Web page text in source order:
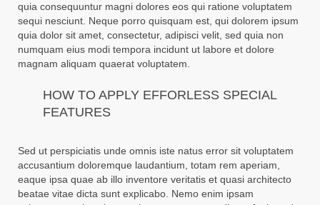
quia consequuntur magni dolores eos qui ratione voluptatem
sequi nesciunt. Neque porro quisquam est, qui dolorem ipsum
quia dolor sit amet, consectetur, adipisci velit, sed quia non
numquam eius modi tempora incidunt ut labore et dolore
magnam aliquam quaerat voluptatem.
HOW TO APPLY EFFORLESS SPECIAL
FEATURES
Sed ut perspiciatis unde omnis iste natus error sit voluptatem
accusantium doloremque laudantium, totam rem aperiam,
eaque ipsa quae ab illo inventore veritatis et quasi architecto
beatae vitae dicta sunt explicabo. Nemo enim ipsam